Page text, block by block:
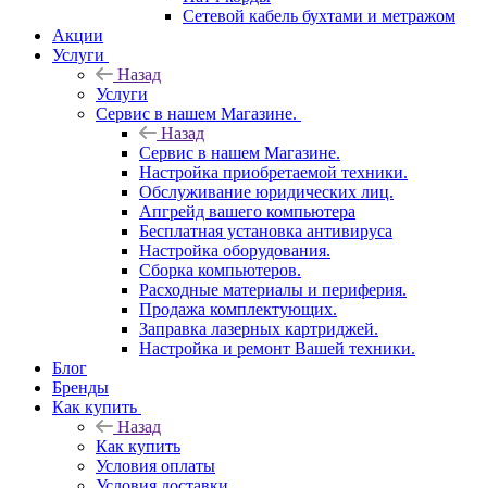
Сетевой кабель бухтами и метражом
Акции
Услуги
Назад
Услуги
Сервис в нашем Магазине.
Назад
Сервис в нашем Магазине.
Настройка приобретаемой техники.
Обслуживание юридических лиц.
Апгрейд вашего компьютера
Бесплатная установка антивируса
Настройка оборудования.
Сборка компьютеров.
Расходные материалы и периферия.
Продажа комплектующих.
Заправка лазерных картриджей.
Настройка и ремонт Вашей техники.
Блог
Бренды
Как купить
Назад
Как купить
Условия оплаты